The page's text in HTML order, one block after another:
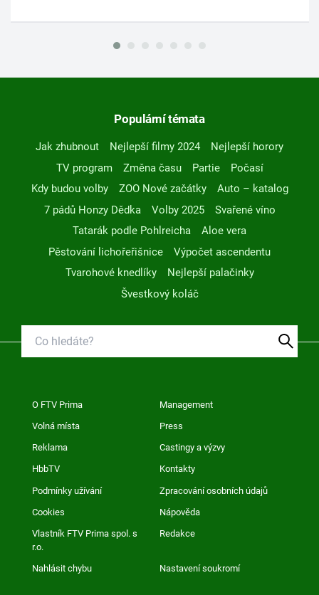
Populární témata
Jak zhubnout Nejlepší filmy 2024
Nejlepší horory
TV program
Změna času Partie
Počasí
Kdy budou volby
ZOO Nové začátky
Auto – katalog
7 pádů Honzy Dědka
Volby 2025
Svařené víno
Tatarák podle Pohlreicha
Aloe vera
Pěstování lichořeřišnice
Výpočet ascendentu
Tvarohové knedlíky
Nejlepší palačinky
Švestkový koláč
O FTV Prima Management
Volná místa Press
Reklama Castingy a výzvy
HbbTV Kontakty
Podmínky užívání Zpracování osobních údajů
Cookies Nápověda
Vlastník FTV Prima spol. s
r.o.
Redakce
Nahlásit chybu Nastavení soukromí